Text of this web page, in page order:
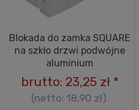
Blokada do zamka SQUARE
na szkło drzwi podwójne
aluminium
brutto: 23,25 zł*
(netto: 18,90 zł)